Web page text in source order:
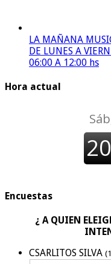
LA MAÑANA
DE LUNES A
06:00 A 12:00 hs
Hora actual
Encuestas
¿ A QUIEN
CSARLITOS SILVA